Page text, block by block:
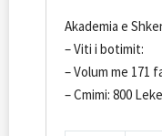
Akademia e
– Viti i botimit:
– Volum me 171
– Cmimi: 800 Leke